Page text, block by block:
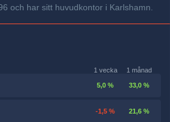
och har sitt huvudkontor i Karlshamn.
1 vecka 1 månad
5,0 % 33,0 %
-1,5 % 21,6 %